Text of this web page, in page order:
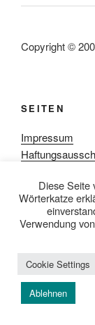
Copyright ©
SEITEN
Impressum
Rezensionpolitik
Media-Kit
Diese Seite
Wörterkatze
Verwendung
Cookie Settings
Ablehnen